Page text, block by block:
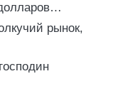
рынок,